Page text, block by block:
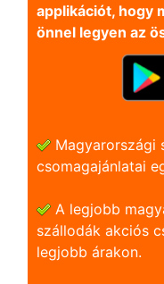
applikációt, hogy
önnel legyen az
Magyarországi
csomagajánlatai
A legjobb
szállodák akciós
legjobb árakon.